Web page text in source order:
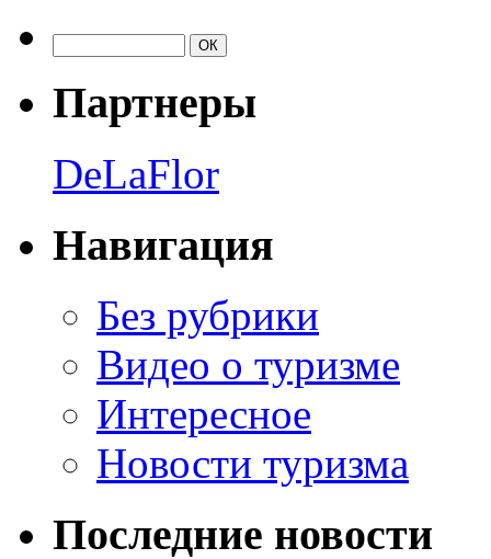
Партнеры
DeLaFlor
Навигация
Без рубрики
Видео о туризме
Интересное
Новости туризма
Последние новости